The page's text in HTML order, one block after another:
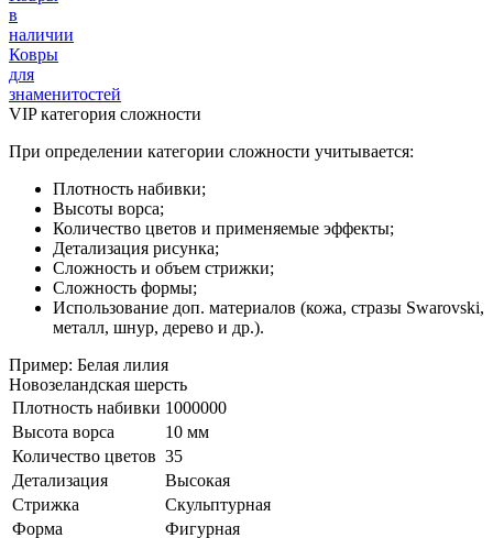
в
наличии
Ковры
для
знаменитостей
VIP категория сложности
При определении категории сложности учитывается:
Плотность набивки;
Высоты ворса;
Количество цветов и применяемые эффекты;
Детализация рисунка;
Сложность и объем стрижки;
Сложность формы;
Использование доп. материалов (кожа, стразы Swarovski,
металл, шнур, дерево и др.).
Пример: Белая лилия
Новозеландская шерсть
Плотность набивки 1000000
Высота ворса
10 мм
Количество цветов 35
Детализация
Высокая
Стрижка
Скульптурная
Форма
Фигурная